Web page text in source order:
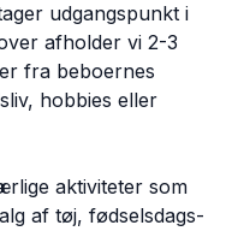
udgangspunkt i
afholder vi 2-3
fra beboernes
hobbies eller
aktiviteter som
af tøj, fødselsdags-